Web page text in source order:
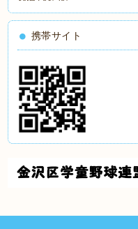
携帯サイト